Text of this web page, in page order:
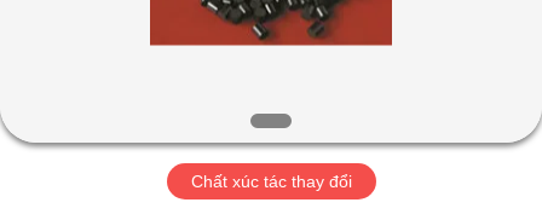
VỀ
Chất xúc tác thay đổi